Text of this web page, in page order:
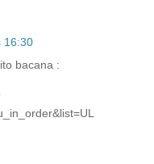
16:30
bacana :